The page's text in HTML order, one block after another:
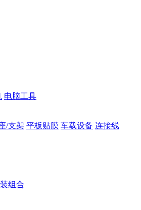
电脑工具
/支架 平板贴膜 车载设备 连接线
组合